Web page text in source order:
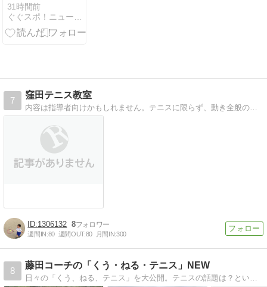
果速報・リー
ダーボード｜
配信/テレビ放
31時間前
ぐぐスポ！ニュース速報 | スポーツ専門サイト
7
窪田テニス教室
内容は指導者向けかもしれません。テニスに限らず、動き全般の技術、指導法などです。
1306132 8
週間IN:80 週間OUT:80 月間IN:300
8
藤田コーチの「くう・ねる・テニス」NEW
日々の「くう、ねる、テニス」を大公開。テニスの話題は？というお声もありますが、たまにはためになることもあるかも！？ TYテニスキャンプバージョンです。